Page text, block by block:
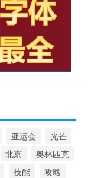
亚运会
光芒
北京
奥林匹克
技能
攻略